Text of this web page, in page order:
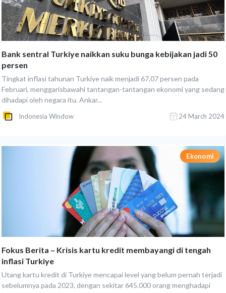
Bank sentral Turkiye naikkan suku bunga kebijakan jadi 50
persen
Tingkat inflasi tahunan Turkiye naik menjadi 67,07 persen pada
Februari, menggarisbawahi tantangan-tantangan ekonomi yang sedang
dihadapi oleh negara itu. Ankar...
Indonesia Window 24 March 2024
Ekonomi
Fokus Berita – Krisis kartu kredit membayangi di tengah
inflasi Turkiye
Utang kartu kredit di Turkiye mencapai level yang belum pernah terjadi
sebelumnya pada 2023, dengan sekitar 645.000 orang menghadapi